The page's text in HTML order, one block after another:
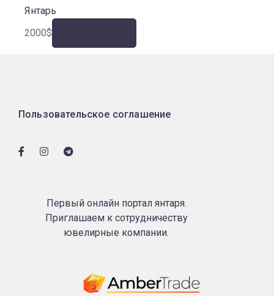
Янтарь
2000$
Пользовательское соглашение
Первый онлайн портал янтаря.
Приглашаем к сотрудничеству
ювелирные компании.